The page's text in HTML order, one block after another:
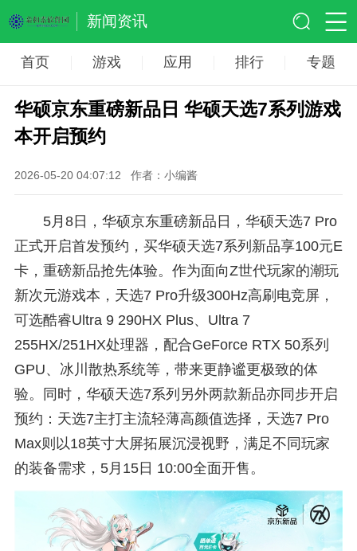
新闻资讯
首页 游戏 应用 排行 专题
华硕京东重磅新品日 华硕天选7系列游戏
本开启预约
2026-05-20 04:07:12 作者：小编酱
5月8日，华硕京东重磅新品日，华硕天选7 Pro
正式开启首发预约，买华硕天选7系列新品享100元E
卡，重磅新品抢先体验。作为面向Z世代玩家的潮玩
新次元游戏本，天选7 Pro升级300Hz高刷电竞屏，
可选酷睿Ultra 9 290HX Plus、Ultra 7
255HX/251HX处理器，配合GeForce RTX 50系列
GPU、冰川散热系统等，带来更静谧更极致的体
验。同时，华硕天选7系列另外两款新品亦同步开启
预约：天选7主打主流轻薄高颜值选择，天选7 Pro
Max则以18英寸大屏拓展沉浸视野，满足不同玩家
的装备需求，5月15日 10:00全面开售。